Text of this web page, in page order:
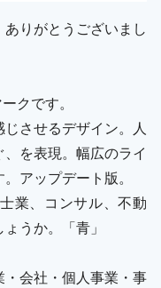
りがとうございまし
クです。
じさせるデザイン。人
を表現。幅広のライ
アップデート版。
業、コンサル、不動
うか。「青」
会社・個人事業・事